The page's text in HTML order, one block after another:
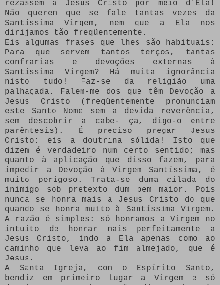
rezassem a Jesus Cristo por meio d’Ela!
Não querem que se fale tantas vezes da
Santíssima Virgem, nem que a Ela nos
dirijamos tão freqüentemente.
Eis algumas frases que lhes são habituais:
Para que servem tantos terços, tantas
confrarias e devoções externas à
Santíssima Virgem? Há muita ignorância
nisto tudo! Faz-se da religião uma
palhaçada. Falem-me dos que têm Devoção a
Jesus Cristo (freqüentemente pronunciam
este Santo Nome sem a devida reverência,
sem descobrir a cabe- ça, digo-o entre
parêntesis). É preciso pregar Jesus
Cristo: eis a doutrina sólida! Isto que
dizem é verdadeiro num certo sentido; mas
quanto à aplicação que disso fazem, para
impedir a Devoção à Virgem Santíssima, é
muito perigoso. Trata-se duma cilada do
inimigo sob pretexto dum bem maior. Pois
nunca se honra mais a Jesus Cristo do que
quando se honra muito à Santíssima Virgem.
A razão é simples: só honramos a Virgem no
intuito de honrar mais perfeitamente a
Jesus Cristo, indo a Ela apenas como ao
caminho que leva ao fim almejado, que é
Jesus.
A Santa Igreja, com o Espírito Santo,
bendiz em primeiro lugar a Virgem e só